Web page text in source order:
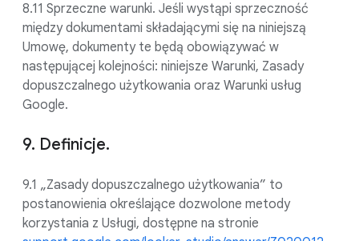
8.11 Sprzeczne warunki. Jeśli wystąpi sprzeczność
między dokumentami składającymi się na niniejszą
Umowę, dokumenty te będą obowiązywać w
następującej kolejności: niniejsze Warunki, Zasady
dopuszczalnego użytkowania oraz Warunki usług
Google.
9. Definicje.
9.1 „Zasady dopuszczalnego użytkowania” to
postanowienia określające dozwolone metody
korzystania z Usługi, dostępne na stronie